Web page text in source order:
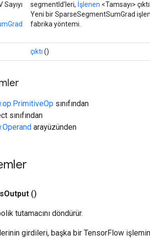
Sayıyı
segmentId'leri, İşlenen <Tamsayı>
Yeni bir SparseSegmentSumGrad
fabrika yöntemi.
çıktı ()
sınıfından
sınıfından
arayüzünden
Output ()
tutamacını döndürür.
girdileri, başka bir TensorFlow